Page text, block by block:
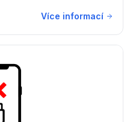
Více informací